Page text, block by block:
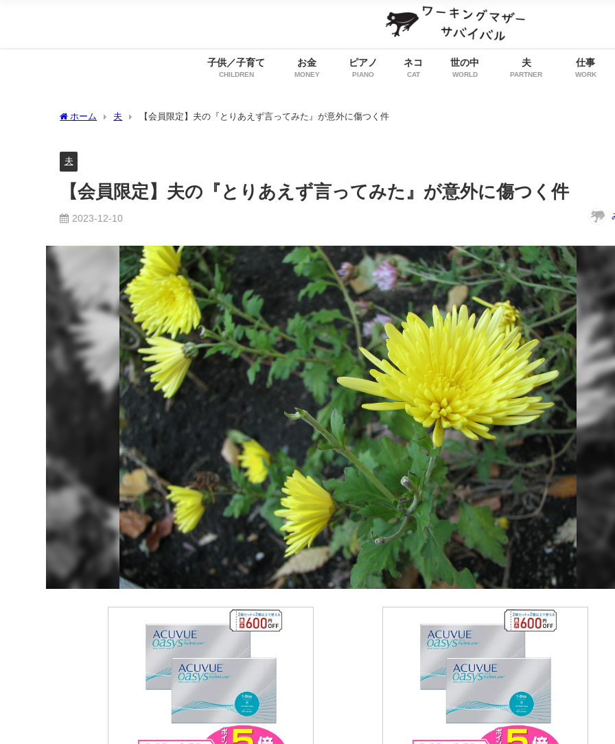
子供／子育て
CHILDREN
お金
MONEY
ピアノ
PIANO
ネコ
CAT
世の中
WORLD
夫
PARTNER
仕事
WORK
ホーム 夫 【会員限定】夫の『とりあえず言ってみた』が意外に傷つく件
夫
【会員限定】夫の『とりあえず言ってみた』が意外に傷つく件
2023-12-10